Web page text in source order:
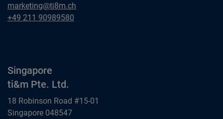
Dusseldorf
ti&m GmbH
marketing@ti8m.ch
Dusseldorf
+49 211 90989580
Singapore
ti&m Pte. Ltd.
18 Robinson Road #15-01
Singapore 048547